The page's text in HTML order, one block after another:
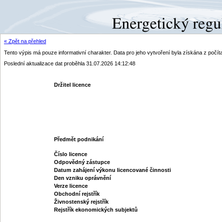
« Zpět na přehled
Tento výpis má pouze informativní charakter. Data pro jeho vytvoření byla získána z
Poslední aktualizace dat proběhla 31.07.2026 14:12:48
Držitel licence
Předmět podnikání
Číslo licence
Odpovědný zástupce
Datum zahájení výkonu licencované činnosti
Den vzniku oprávnění
Verze licence
Obchodní rejstřík
Živnostenský rejstřík
Rejstřík ekonomických subjektů